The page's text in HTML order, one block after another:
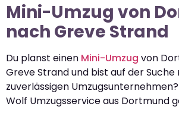
Mini-Umzug von
nach Greve Strand
Du planst einen Mini-Umzug von
Greve Strand und bist auf der
zuverlässigen
Wolf Umzugsservice aus Dortmund